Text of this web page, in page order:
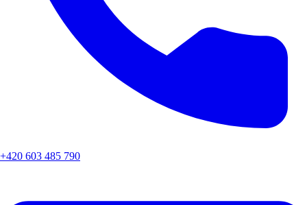
+420 603 485 790